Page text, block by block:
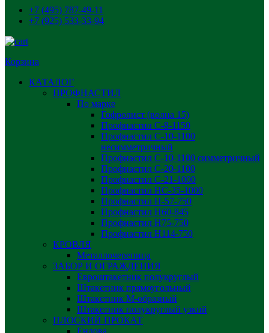
+7 (495) 787-49-11
+7 (925) 533-33-94
Корзина
КАТАЛОГ
ПРОФНАСТИЛ
По марке
Гофролист (волна 15)
Профнастил С-8-1150
Профнастил С-10-1100
несимметричный
Профнастил С-10-1100 симметричный
Профнастил С-20-1100
Профнастил С-21-1000
Профнастил НС-35-1000
Профнастил H-57-750
Профнастил Н60-845
Профнастил Н75-750
Профнастил Н114-750
КРОВЛЯ
Металлочерепица
ЗАБОР И ОГРАЖДЕНИЯ
Евроштакетник полукруглый
Штакетник прямоугольный
Штакетник М-образный
Штакетник полукруглый узкий
ПЛОСКИЙ ПРОКАТ
Ендова